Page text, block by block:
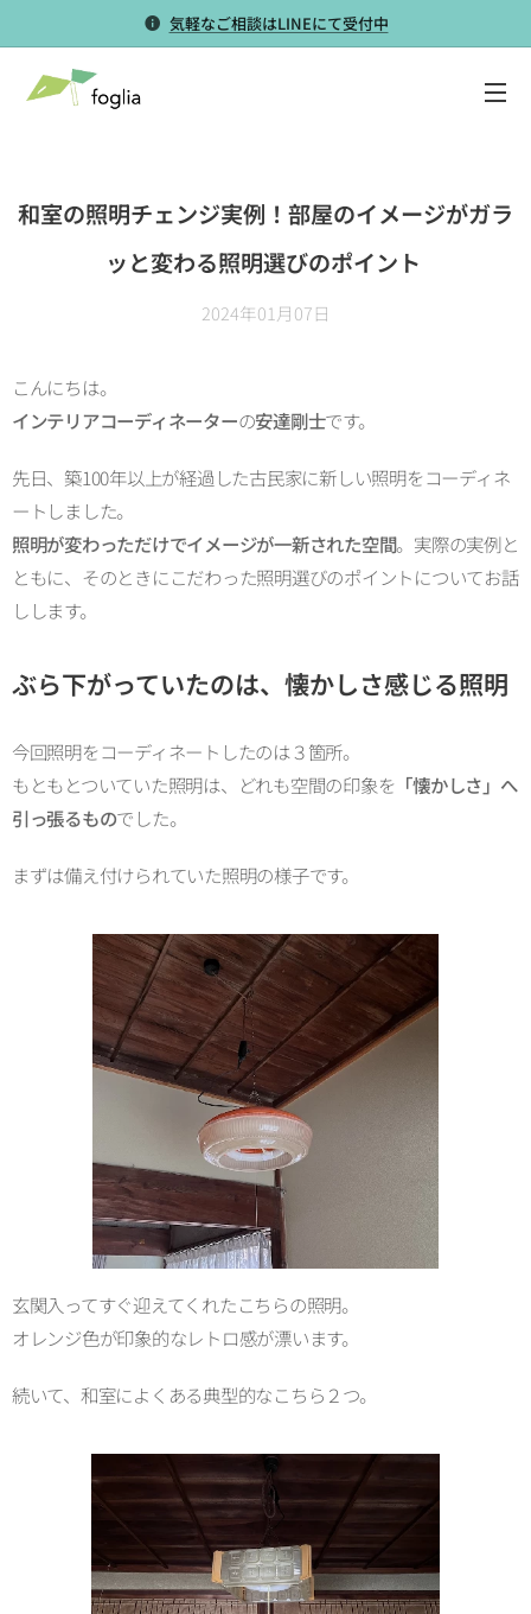
気軽なご相談はLINEにて受付中
和室の照明チェンジ実例！部屋のイメージがガラ
ッと変わる照明選びのポイント
2024年01月07日
こんにちは。
インテリアコーディネーターの安達剛士です。
先日、築100年以上が経過した古民家に新しい照明をコーディネ
ートしました。
照明が変わっただけでイメージが一新された空間。実際の実例と
ともに、そのときにこだわった照明選びのポイントについてお話
しします。
ぶら下がっていたのは、懐かしさ感じる照明
今回照明をコーディネートしたのは３箇所。
もともとついていた照明は、どれも空間の印象を 「懐かしさ」へ
引っ張るものでした。
まずは備え付けられていた照明の様子です。
玄関入ってすぐ迎えてくれたこちらの照明。
オレンジ色が印象的なレトロ感が漂います。
続いて、和室によくある典型的なこちら２つ。